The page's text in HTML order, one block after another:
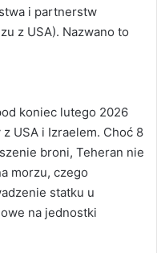
i partnerstw
z USA). Nazwano to
koniec lutego 2026
USA i Izraelem. Choć 8
broni, Teheran nie
morzu, czego
statku u
na jednostki